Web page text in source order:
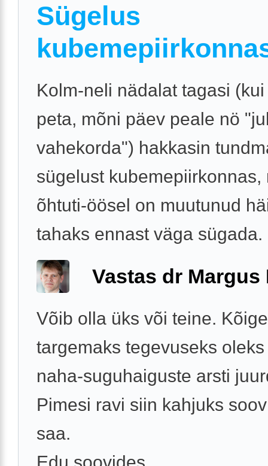
Sügelus
Kolm-neli nädalat tagasi
peta, mõni päev peale nö
vahekorda") hakkasin
sügelust kubemepiirkonnas,
õhtuti-öösel on muutunud
tahaks ennast väga sügada.
Vastas dr Margus
Võib olla üks või teine. Kõige
targemaks tegevuseks
naha-suguhaiguste arsti
Pimesi ravi siin kahjuks
saa.